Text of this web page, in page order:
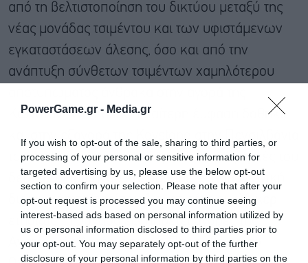
PowerGame.gr - Media.gr
If you wish to opt-out of the sale, sharing to third parties, or
processing of your personal or sensitive information for
targeted advertising by us, please use the below opt-out
section to confirm your selection. Please note that after your
opt-out request is processed you may continue seeing
interest-based ads based on personal information utilized by
us or personal information disclosed to third parties prior to
your opt-out. You may separately opt-out of the further
disclosure of your personal information by third parties on the
από τη βελτιστοποίηση του δικτύου μεταξύ της
νέας μονάδας τσιμέντου και των υφιστάμενων
εγκαταστάσεων άλεσης, όσο και από την
ανάπτυξη σύνθετων τσιμέντων χαμηλότερου
Κωνσταντινούπολης. Ιδιαίτερη έμφαση δόθηκε
των ΗΠΑ, η οποία ολοκληρώθηκε στις αρχές του
δεύτερου τριμήνου και προσθέτει παραγωγική
δυναμικότητα περίπου 1 εκατ. τόνων κλίνκερ
ετησίως. Η μονάδα εξυπηρετεί αγορές της
Ανατολικής Ακτής, όπως η Πενσιλβάνια, το